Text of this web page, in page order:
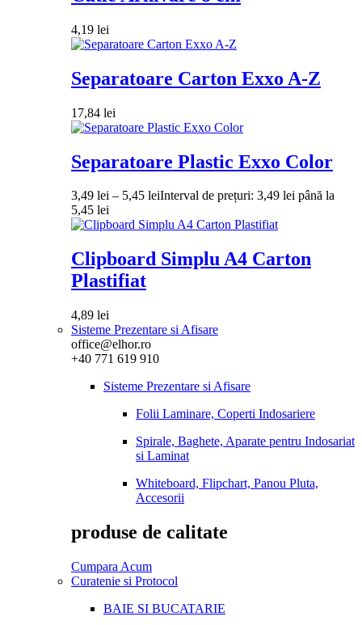
4,19 lei
Separatoare Carton Exxo A-Z
17,84 lei
Separatoare Plastic Exxo Color
3,49 lei – 5,45 leiInterval de prețuri: 3,49 lei până la
5,45 lei
Clipboard Simplu A4 Carton
Plastifiat
4,89 lei
Sisteme Prezentare si Afisare
office@elhor.ro
+40 771 619 910
Sisteme Prezentare si Afisare
Folii Laminare, Coperti Indosariere
Spirale, Baghete, Aparate pentru Indosariat
si Laminat
Whiteboard, Flipchart, Panou Pluta,
Accesorii
produse de calitate
Cumpara Acum
Curatenie si Protocol
BAIE SI BUCATARIE